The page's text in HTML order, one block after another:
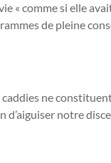
« comme si elle
de pleine
caddies ne
d’aiguiser notre